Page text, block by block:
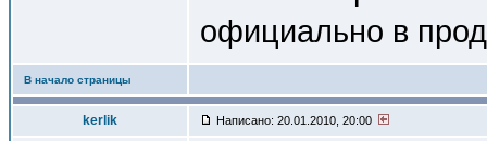
официально в
В начало страницы
kerlik Написано: 20.01.2010, 20:00